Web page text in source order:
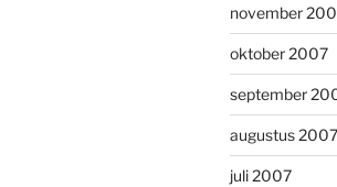
november
oktober 2007
september
augustus 2007
juli 2007